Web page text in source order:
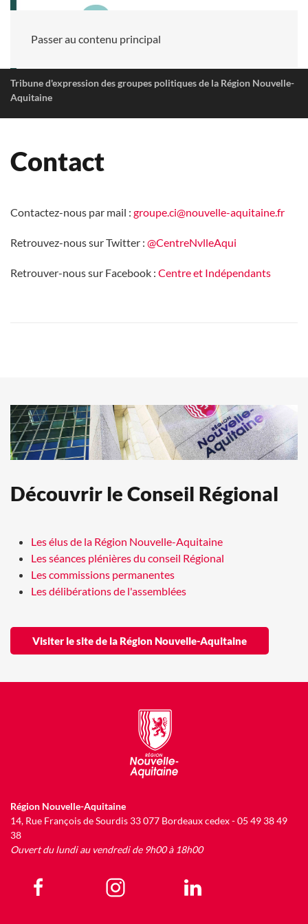
Passer au contenu principal
Tribune d'expression des groupes politiques de la Région Nouvelle-
Aquitaine
Contact
Contactez-nous par mail : groupe.ci@nouvelle-aquitaine.fr
Retrouvez-nous sur Twitter : @CentreNvlleAqui
Retrouver-nous sur Facebook : Centre et Indépendants
Découvrir le Conseil Régional
Les élus de la Région Nouvelle-Aquitaine
Les séances plénières du conseil Régional
Les commissions permanentes
Les délibérations de l'assemblées
Visiter le site de la Région Nouvelle-Aquitaine
Région Nouvelle-Aquitaine
14, Rue François de Sourdis 33 077 Bordeaux cedex - 05 49 38 49
38
Ouvert du lundi au vendredi de 9h00 à 18h00